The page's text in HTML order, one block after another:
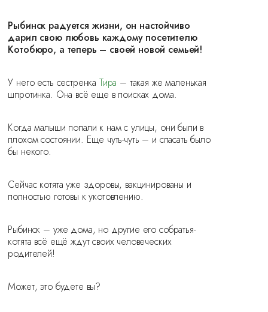
Рыбинск радуется жизни, он настойчиво
дарил свою любовь каждому посетителю
Котобюро, а теперь – своей новой семьей!
У него есть сестренка Тира – такая же маленькая
шпротинка. Она всё еще в поисках дома.
Когда малыши попали к нам с улицы, они были в
плохом состоянии. Еще чуть-чуть – и спасать было
бы некого.
Сейчас котята уже здоровы, вакцинированы и
полностью готовы к укотовлению.
Рыбинск – уже дома, но другие его собратья-
котята всё ещё ждут своих человеческих
родителей!
Может, это будете вы?